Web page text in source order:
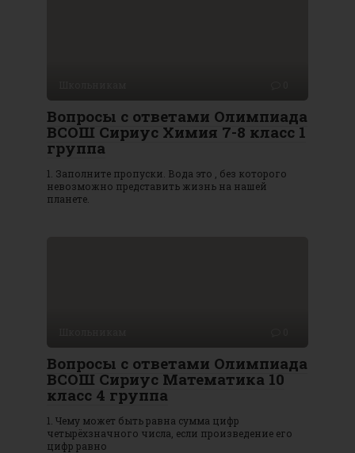
Вопросы с ответами Олимпиада
ВСОШ Сириус Химия 7-8 класс 1
группа
1. Заполните пропуски. Вода это , без которого
невозможно представить жизнь на нашей
планете.
Вопросы с ответами Олимпиада
ВСОШ Сириус Математика 10
класс 4 группа
1. Чему может быть равна сумма цифр
четырёхзначного числа, если произведение его
цифр равно